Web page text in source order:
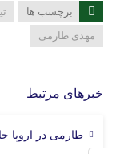
برچسب ها
مهدی طارمی
خبرهای مرتبط
طارمی در اروپا